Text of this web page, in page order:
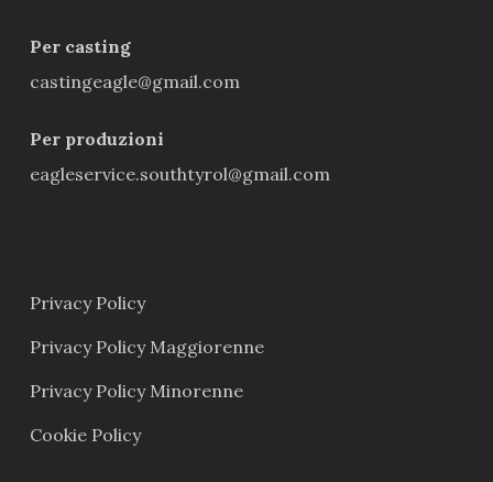
Per casting
castingeagle@gmail.com
Per produzioni
eagleservice.southtyrol@gmail.com
Privacy Policy
Privacy Policy Maggiorenne
Privacy Policy Minorenne
Cookie Policy